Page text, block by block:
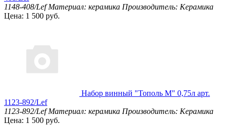
1148-408/Lef Материал: керамика Производитель: Керамика
Цена: 1 500 руб.
Набор винный "Тополь М" 0,75л арт.
1123-892/Lef
1123-892/Lef Материал: керамика Производитель: Керамика
Цена: 1 500 руб.